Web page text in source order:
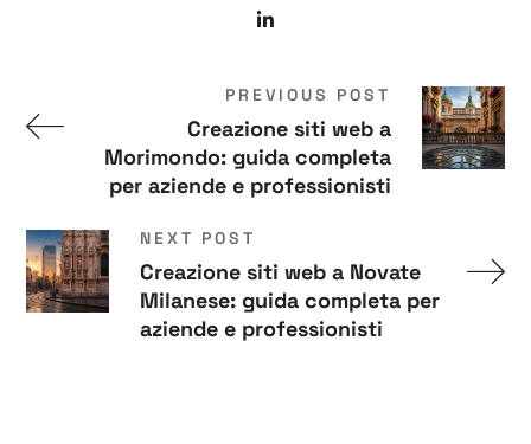
PREVIOUS POST
Creazione siti web a
Morimondo: guida completa
per aziende e professionisti
NEXT POST
Creazione siti web a Novate
Milanese: guida completa per
aziende e professionisti